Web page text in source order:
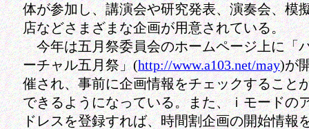
体が参加し、講演会や研究発表、演奏会、模
店などさまざまな企画が用意されている。
今年は五月祭委員会のホームページ上に「
ーチャル五月祭」(http://www.a103.net/may)が
催され、事前に企画情報をチェックすること
できるようになっている。また、ｉモードの
ドレスを登録すれば、時間割企画の開始情報